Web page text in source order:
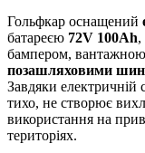
Гольфкар оснащений
батареєю 72V 100Ah,
бампером,
позашляховими
Завдяки електричній
тихо, не створює
використання на
територіях.